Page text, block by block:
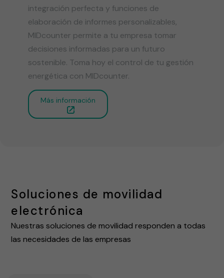
integración perfecta y funciones de
elaboración de informes personalizables,
MIDcounter permite a tu empresa tomar
decisiones informadas para un futuro
sostenible. Toma hoy el control de tu gestión
energética con MIDcounter.
Más información
Soluciones de movilidad
electrónica
Nuestras soluciones de movilidad responden a todas
las necesidades de las empresas